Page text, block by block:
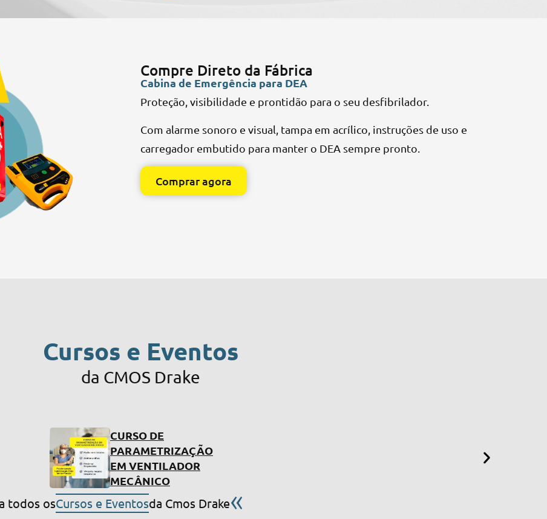
Compre Direto da Fábrica
Cabina de Emergência para DEA
Proteção, visibilidade e prontidão para o seu desfibrilador.
Com alarme sonoro e visual, tampa em acrílico, instruções de uso e
carregador embutido para manter o DEA sempre pronto.
Comprar agora
Cursos e Eventos
da CMOS Drake
CURSO DE
PARAMETRIZAÇÃO
EM VENTILADOR
MECÂNICO
todos osCursos e Eventosda Cmos Drake«